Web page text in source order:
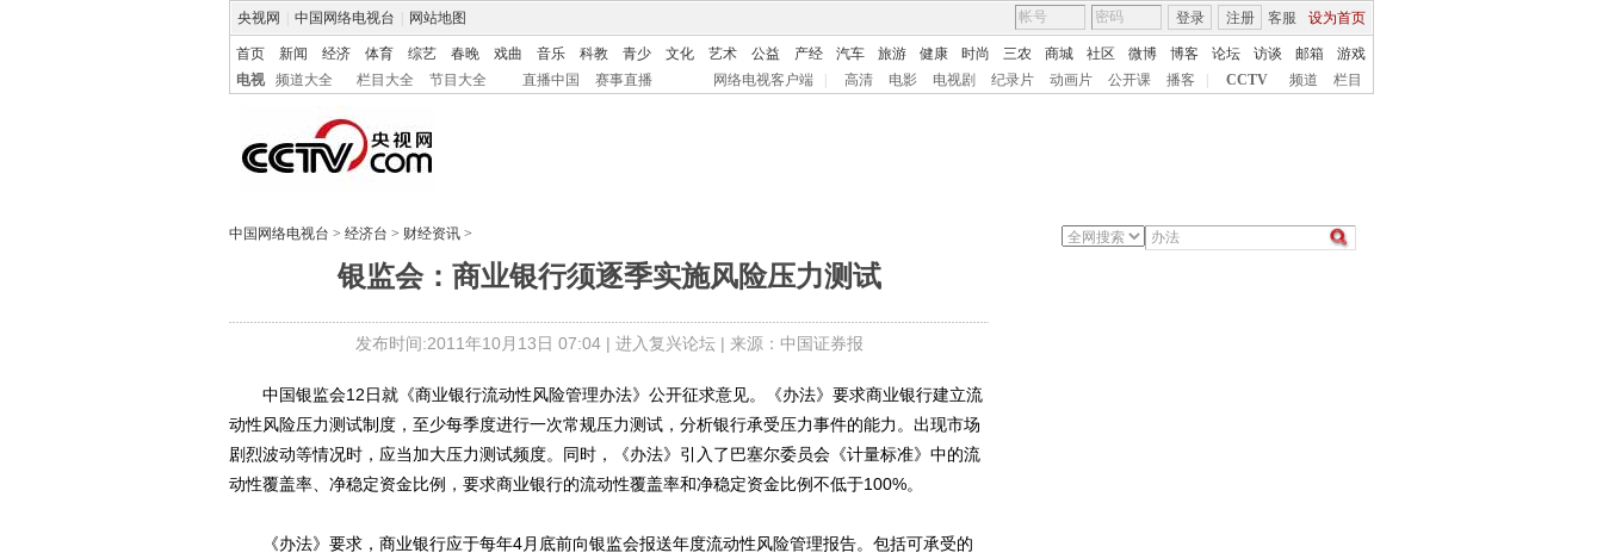
央视网 中国网络电视台 网站地图 客服 设为首页
登录 注册
首页 新闻 经济 体育 综艺 春晚 戏曲 音乐 科教 青少 文化 艺术 公益 产经 汽车 旅游 健康 时尚 三农 商城 社区 微博 博客 论坛 访谈 邮箱
游戏
电视
频道大全 栏目大全 节目大全 直播中国 赛事直播 网络电视客户端 高清 电影 电视剧 纪录片 动画片 公开课 播客 CCTV 频道 栏目
中国网络电视台 > 经济台 > 财经资讯 >
银监会：商业银行须逐季实施风险压力测试
发布时间:2011年10月13日 07:04 | 进入复兴论坛| 来源：中国证券报
中国银监会12日就《商业银行流动性风险管理办法》公开征求意见。《办法》要求商业银行建立流
动性风险压力测试制度，至少每季度进行一次常规压力测试，分析银行承受压力事件的能力。出现市场
剧烈波动等情况时，应当加大压力测试频度。同时，《办法》引入了巴塞尔委员会《计量标准》中的流
动性覆盖率、净稳定资金比例，要求商业银行的流动性覆盖率和净稳定资金比例不低于100%。
《办法》要求，商业银行应于每年4月底前向银监会报送年度流动性风险管理报告。包括可承受的